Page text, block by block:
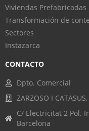
Viviendas Prefabricadas
Transformación de
Sectores
Instazarca
CONTACTO
Dpto. Comercial
ZARZOSO I CATASUS,
C/ Electricitat 2 Pol.
Barcelona